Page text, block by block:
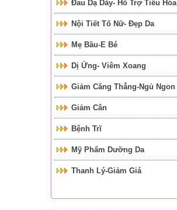
Đau Dạ Dày- Hỗ Trợ Tiêu Hóa
Nội Tiết Tố Nữ- Đẹp Da
Mẹ Bầu-E Bé
Dị Ứng- Viêm Xoang
Giảm Căng Thẳng-Ngủ Ngon
Giảm Cân
Bệnh Trĩ
Mỹ Phẩm Dưỡng Da
Thanh Lý-Giảm Giá